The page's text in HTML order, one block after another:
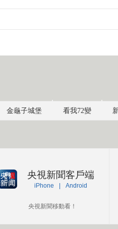
金龜子城堡 看我72變
央視新聞客戶端
iPhone Android
央視新聞移動看！